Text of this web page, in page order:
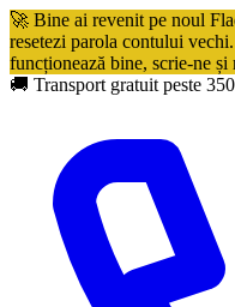
🚀 Bine ai revenit pe noul
resetezi parola contului
funcționează bine, scrie-ne și
🚚 Transport gratuit peste